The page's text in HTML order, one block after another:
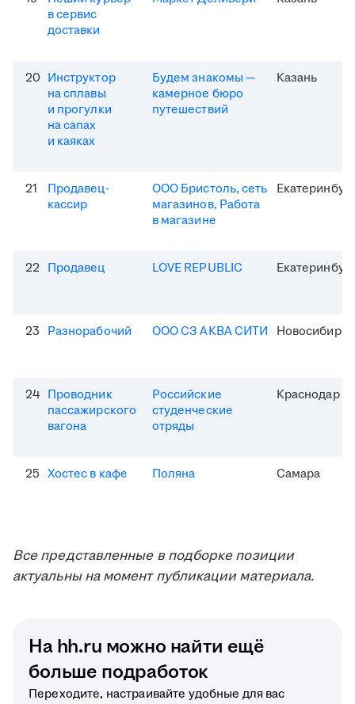
в сервис
доставки
20 Инструктор
на сплавы
и прогулки
на сапах
и каяках
Будем знакомы —
камерное бюро
путешествий
Казань
21
Продавец-
кассир
ООО Бристоль, сеть
магазинов, Работа
в магазине
22 Продавец LOVE REPUBLIC
23 Разнорабочий ООО СЗ АКВА СИТИ Новосибирск
24 Проводник
пассажирского
вагона
Российские
студенческие
отряды
Краснодар
25 Хостес в кафе Поляна Самара
Все представленные в подборке позиции
актуальны на момент публикации материала.
На hh.ru можно найти ещё
больше подработок
Переходите, настраивайте удобные для вас